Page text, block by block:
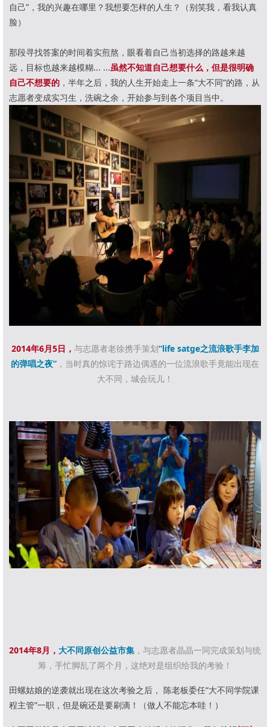
自己”，我的兴趣在哪里？我想要怎样的人生？（别笑我，看我认真
脸）
那段寻找答案的时间着实煎熬，眼看着自己当初选择的路越来越
远，目标也越来越模糊... ...虽然不知道自己想要什么，但是很明确
自己不想要的 ，半年之后，我的人生开始走上一条“大不同”的路，从
志愿者变成实习生，洗碗之余，开始参与到各个项目当中。
2014年6月5日 ， 与志愿者老徐携手策划“life satge之流浪歌手李加
的弹唱之夜” ，当时真的惊诧于路边偶遇的一位流浪歌手竟能出现在
大不同，城会玩儿！
2014年8月， 大不同原创公益市集 ，与志愿者晶晶一同完成策划与统
筹，手忙脚乱了两个月，这绝对是组织给我的考验！
田螺姑娘的逆袭就出现在这次考验之后， 陈老板委任“大不同学院课
程主管”一职，但是碗还是要刷滴！（做人不能忘本哇！）